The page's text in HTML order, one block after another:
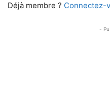
Déjà membre ? Connectez-
-